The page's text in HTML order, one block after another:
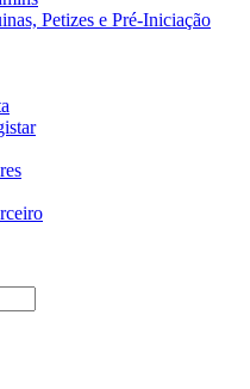
Petizes e Pré-Iniciação